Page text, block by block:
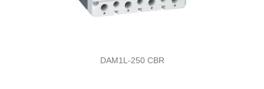
DAM1L-250 CBR